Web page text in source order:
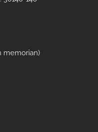
memorian)